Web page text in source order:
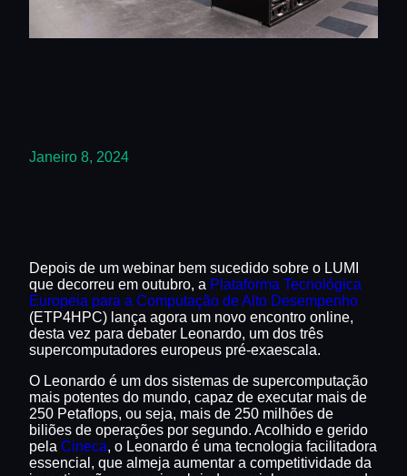
Janeiro 8, 2024
Depois de um webinar bem sucedido sobre o LUMI
que decorreu em outubro, a Plataforma Tecnológica
Europeia para a Computação de Alto Desempenho
(ETP4HPC) lança agora um novo encontro online,
desta vez para debater Leonardo, um dos três
supercomputadores europeus pré-exaescala.
O Leonardo é um dos sistemas de supercomputação
mais potentes do mundo, capaz de executar mais de
250 Petaflops, ou seja, mais de 250 milhões de
biliões de operações por segundo. Acolhido e gerido
pela Cineca, o Leonardo é uma tecnologia facilitadora
essencial, que almeja aumentar a competitividade da